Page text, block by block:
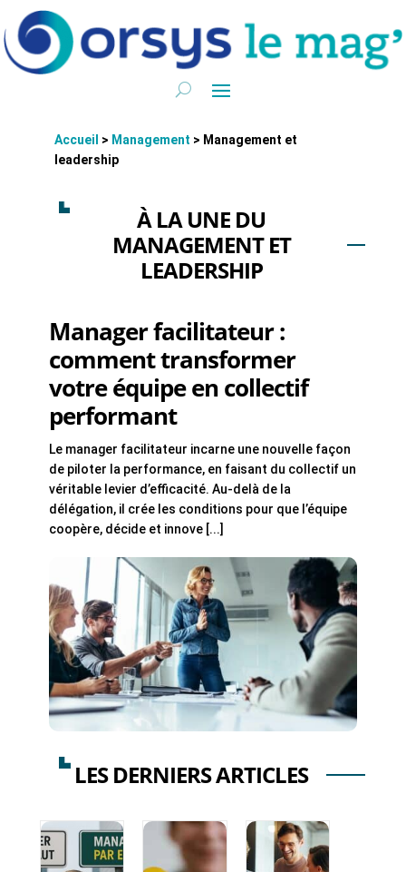
Accueil > Management > Management et
leadership
À LA UNE DU
MANAGEMENT ET
LEADERSHIP
Manager facilitateur :
comment transformer
votre équipe en collectif
performant
Le manager facilitateur incarne une nouvelle façon
de piloter la performance, en faisant du collectif un
véritable levier d’efficacité. Au-delà de la
délégation, il crée les conditions pour que l’équipe
coopère, décide et innove [...]
LES DERNIERS ARTICLES